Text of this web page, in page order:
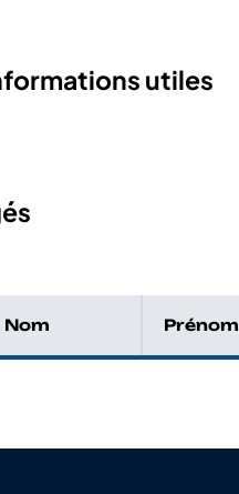
utiles
Nom Prénom